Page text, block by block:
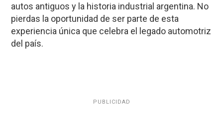
autos antiguos y la historia industrial argentina. No
pierdas la oportunidad de ser parte de esta
experiencia única que celebra el legado automotriz
del país.
PUBLICIDAD